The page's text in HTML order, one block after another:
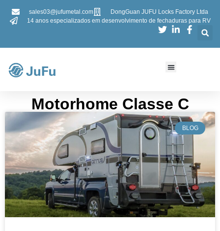
sales03@jufumetal.com
DongGuan JUFU Locks Factory Ltda
14 anos especializados em desenvolvimento de fechaduras para RV
​Motorhome Classe C
BLOG